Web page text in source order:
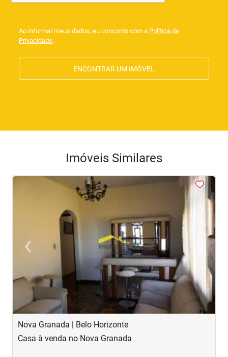
Ao informar meus dados, eu concordo com a Política de
Privacidade.
ENCONTRAR UM IMÓVEL
Imóveis Similares
‹Previous Next
Nova Granada | Belo Horizonte
Casa à venda no Nova Granada